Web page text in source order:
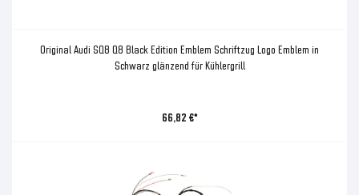
Original Audi SQ8 Q8 Black Edition Emblem Schriftzug Logo Emblem in
Schwarz glänzend für Kühlergrill
66,82 €*